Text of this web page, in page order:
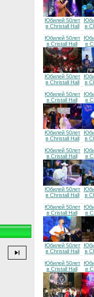
skip_next
Юбилей 50лет
в Christall Hall
в
Юбилей 50лет
в Cristall Hall
Юбилей 50лет
в Christall Hall
в
в
Юбилей 50лет
в Cristall Hall
Юбилей 50лет
в Christall Hall
в
в
Юбилей 50лет
в Cristall Hall
Юбилей 50лет
в Christall Hall
в
в
Юбилей 50лет
в Cristall Hall
Юбилей 50лет
в Christall Hall
в
в
Юбилей 50лет
в Cristall Hall
в